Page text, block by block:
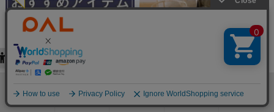
2026.08.07
【8/7更新】CAR今欲しいアイテム集め
Suu☺︎
3COINS+plus イオン北見店